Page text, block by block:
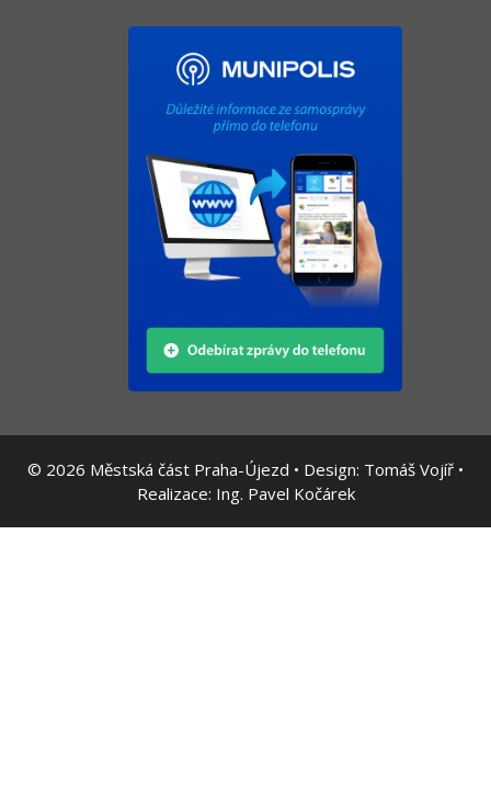
© 2026 Městská část Praha-Újezd • Design: Tomáš Vojíř •
Realizace: Ing. Pavel Kočárek